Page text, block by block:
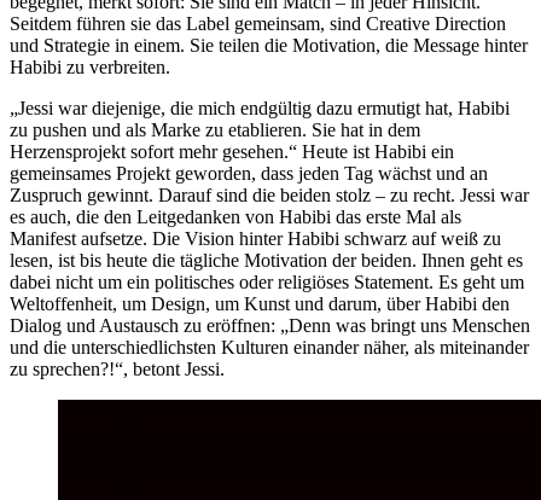
Seitdem führen sie das Label gemeinsam, sind Creative Direction
und Strategie in einem. Sie teilen die Motivation, die Message hinter
Habibi zu verbreiten.
„Jessi war diejenige, die mich endgültig dazu ermutigt hat, Habibi
zu pushen und als Marke zu etablieren. Sie hat in dem
Herzensprojekt sofort mehr gesehen.“ Heute ist Habibi ein
gemeinsames Projekt geworden, dass jeden Tag wächst und an
Zuspruch gewinnt. Darauf sind die beiden stolz – zu recht. Jessi war
es auch, die den Leitgedanken von Habibi das erste Mal als
Manifest aufsetze. Die Vision hinter Habibi schwarz auf weiß zu
lesen, ist bis heute die tägliche Motivation der beiden. Ihnen geht es
dabei nicht um ein politisches oder religiöses Statement. Es geht um
Weltoffenheit, um Design, um Kunst und darum, über Habibi den
Dialog und Austausch zu eröffnen: „Denn was bringt uns Menschen
und die unterschiedlichsten Kulturen einander näher, als miteinander
zu sprechen?!“, betont Jessi.